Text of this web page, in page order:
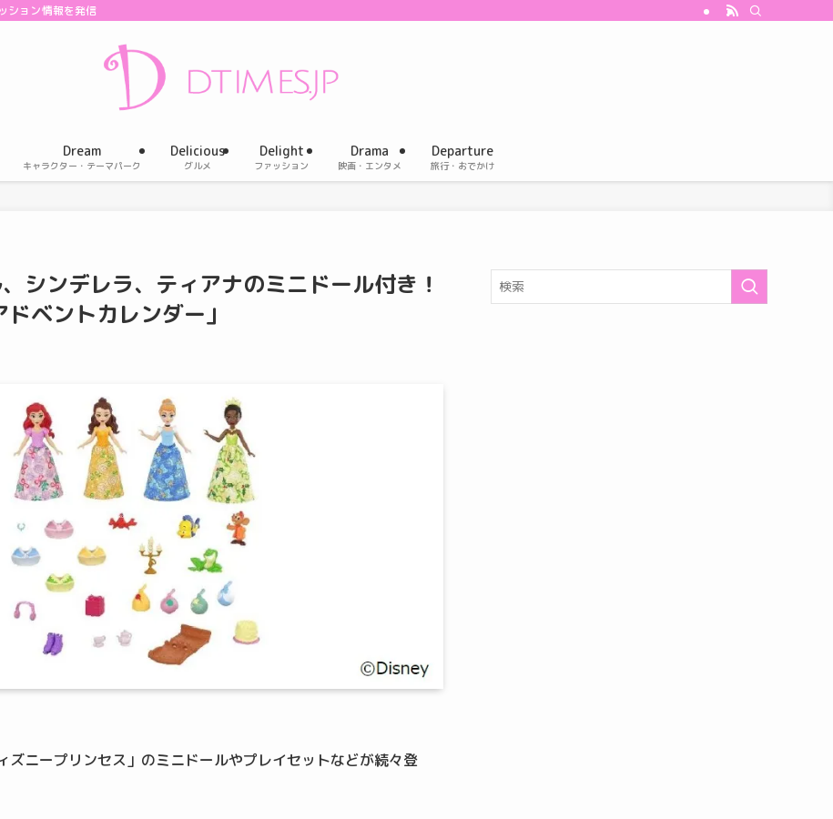
ション情報を発信
Dream
キャラクター・テーマパーク
Delicious
グルメ
Delight
ファッション
Drama
映画・エンタメ
Departure
旅行・おでかけ
シンデレラ、ティアナのミニドール付き！
ベントカレンダー」
ニープリンセス」のミニドールやプレイセットなどが続々登